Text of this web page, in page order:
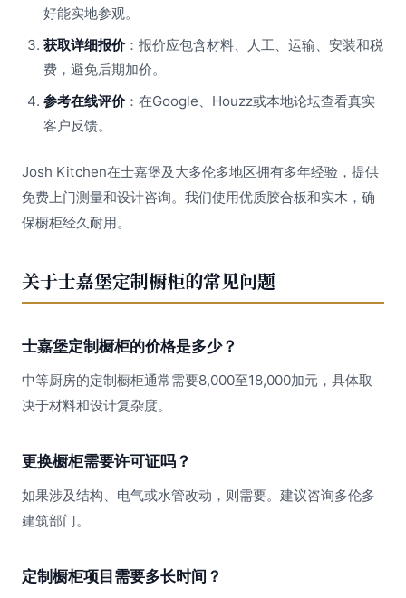
好能实地参观。
获取详细报价：报价应包含材料、人工、运输、安装和税
费，避免后期加价。
参考在线评价：在Google、Houzz或本地论坛查看真实
客户反馈。
Josh Kitchen在士嘉堡及大多伦多地区拥有多年经验，提供
免费上门测量和设计咨询。我们使用优质胶合板和实木，确
保橱柜经久耐用。
关于士嘉堡定制橱柜的常见问题
士嘉堡定制橱柜的价格是多少？
中等厨房的定制橱柜通常需要8,000至18,000加元，具体取
决于材料和设计复杂度。
更换橱柜需要许可证吗？
如果涉及结构、电气或水管改动，则需要。建议咨询多伦多
建筑部门。
定制橱柜项目需要多长时间？